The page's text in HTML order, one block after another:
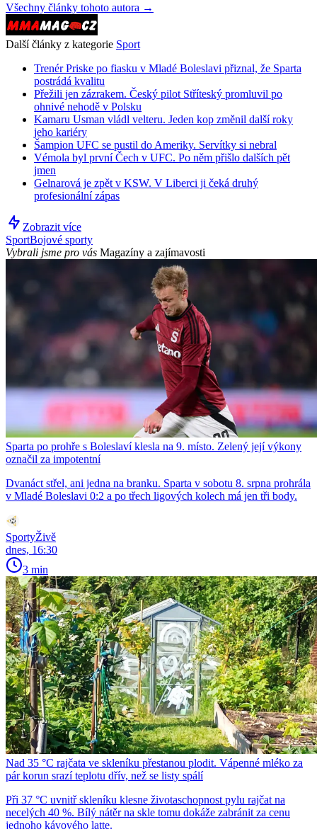
Všechny články tohoto autora →
Další články z kategorie Sport
Trenér Priske po fiasku v Mladé Boleslavi přiznal, že Sparta
postrádá kvalitu
Přežili jen zázrakem. Český pilot Stříteský promluvil po
ohnivé nehodě v Polsku
Kamaru Usman vládl velteru. Jeden kop změnil další roky
jeho kariéry
Šampion UFC se pustil do Ameriky. Servítky si nebral
Vémola byl první Čech v UFC. Po něm přišlo dalších pět
jmen
Gelnarová je zpět v KSW. V Liberci ji čeká druhý
profesionální zápas
Zobrazit více
SportBojové sporty
Vybrali jsme pro vás Magazíny a zajímavosti
Sparta po prohře s Boleslaví klesla na 9. místo. Zelený její výkony
označil za impotentní
Dvanáct střel, ani jedna na branku. Sparta v sobotu 8. srpna prohrála
v Mladé Boleslavi 0:2 a po třech ligových kolech má jen tři body.
SportyŽivě
dnes, 16:30
3 min
Nad 35 °C rajčata ve skleníku přestanou plodit. Vápenné mléko za
pár korun srazí teplotu dřív, než se listy spálí
Při 37 °C uvnitř skleníku klesne životaschopnost pylu rajčat na
necelých 40 %. Bílý nátěr na skle tomu dokáže zabránit za cenu
jednoho kávového latte.